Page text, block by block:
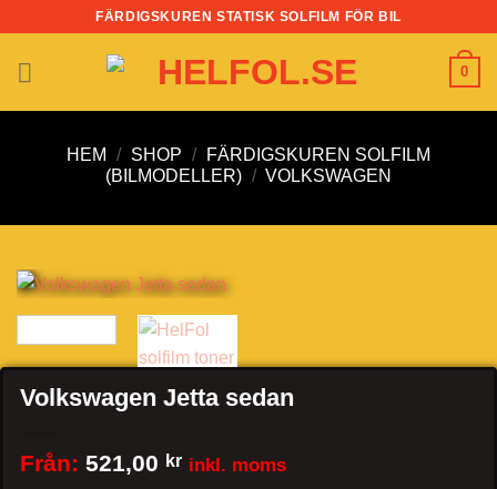
content
FÄRDIGSKUREN STATISK SOLFILM FÖR BIL
0
HEM / SHOP /
FÄRDIGSKUREN SOLFILM
(BILMODELLER) / VOLKSWAGEN
Volkswagen Jetta sedan
Från: 521,00 kr inkl. moms